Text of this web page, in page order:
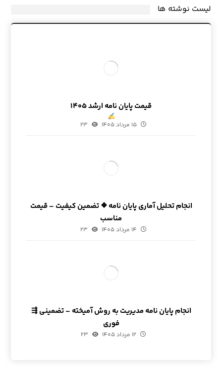
لیست نوشته ها
قیمت پایان نامه ارشد ۱۴۰۵
۱۵ مرداد ۱۴۰۵ ۲۳
انجام تحلیل آماری پایان نامه ❖ تضمین کیفیت – قیمت
مناسب
۱۴ مرداد ۱۴۰۵ ۲۳
انجام پایان نامه مدیریت به روش آمیخته – تضمینی ⇶
فوری
۱۲ مرداد ۱۴۰۵ ۲۳